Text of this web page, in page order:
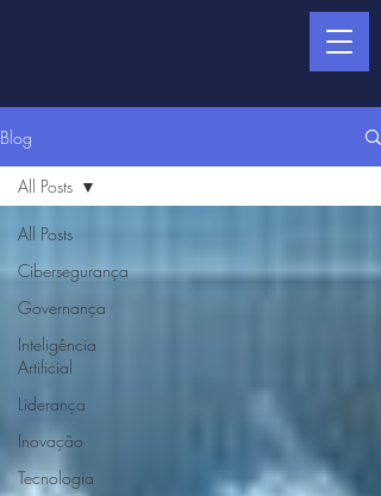
Blog
All Posts
Cibersegurança
Governança
Inteligência
Artificial
Liderança
Inovação
Tecnologia
All Posts